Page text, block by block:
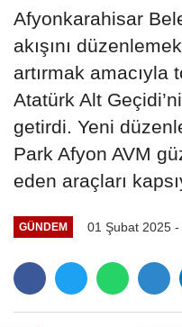
Afyonkarahisar
akışını
artırmak amacıyla
Atatürk Alt
getirdi. Yeni
Park Afyon AVM
eden araçları
GÜNDEM 01 Şubat 2025